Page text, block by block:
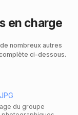
en charge
nombreux autres
ci-dessous.
du groupe